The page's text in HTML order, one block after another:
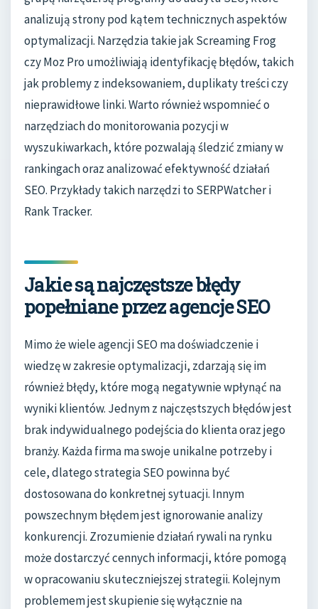
analizują strony pod kątem technicznych aspektów
optymalizacji. Narzędzia takie jak Screaming Frog
czy Moz Pro umożliwiają identyfikację błędów, takich
jak problemy z indeksowaniem, duplikaty treści czy
nieprawidłowe linki. Warto również wspomnieć o
narzędziach do monitorowania pozycji w
wyszukiwarkach, które pozwalają śledzić zmiany w
rankingach oraz analizować efektywność działań
SEO. Przykłady takich narzędzi to SERPWatcher i
Rank Tracker.
Jakie są najczęstsze błędy
popełniane przez agencje SEO
Mimo że wiele agencji SEO ma doświadczenie i
wiedzę w zakresie optymalizacji, zdarzają się im
również błędy, które mogą negatywnie wpłynąć na
wyniki klientów. Jednym z najczęstszych błędów jest
brak indywidualnego podejścia do klienta oraz jego
branży. Każda firma ma swoje unikalne potrzeby i
cele, dlatego strategia SEO powinna być
dostosowana do konkretnej sytuacji. Innym
powszechnym błędem jest ignorowanie analizy
konkurencji. Zrozumienie działań rywali na rynku
może dostarczyć cennych informacji, które pomogą
w opracowaniu skuteczniejszej strategii. Kolejnym
problemem jest skupienie się wyłącznie na